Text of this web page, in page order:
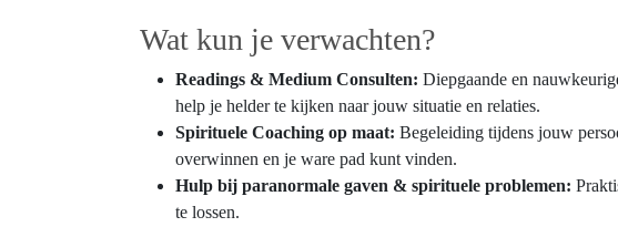
Wat kun je verwachten?
Readings & Medium Consulten: Diepgaande en
help je helder te kijken naar jouw situatie en relaties.
Spirituele Coaching op maat: Begeleiding tijdens jouw
overwinnen en je ware pad kunt vinden.
Hulp bij paranormale gaven & spirituele problemen:
te lossen.